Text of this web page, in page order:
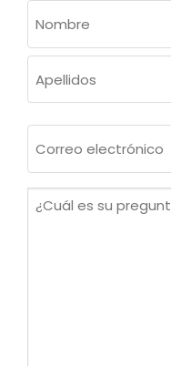
(OBLIGATORIO)
Nombre
electrónico
¿Cuál